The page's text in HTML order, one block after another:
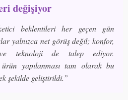
değişiyor
beklentileri her geçen gün
yalnızca net görüş değil; konfor,
ve teknoloji de talep ediyor.
yapılanması tam olarak bu
şekilde geliştirildi.”